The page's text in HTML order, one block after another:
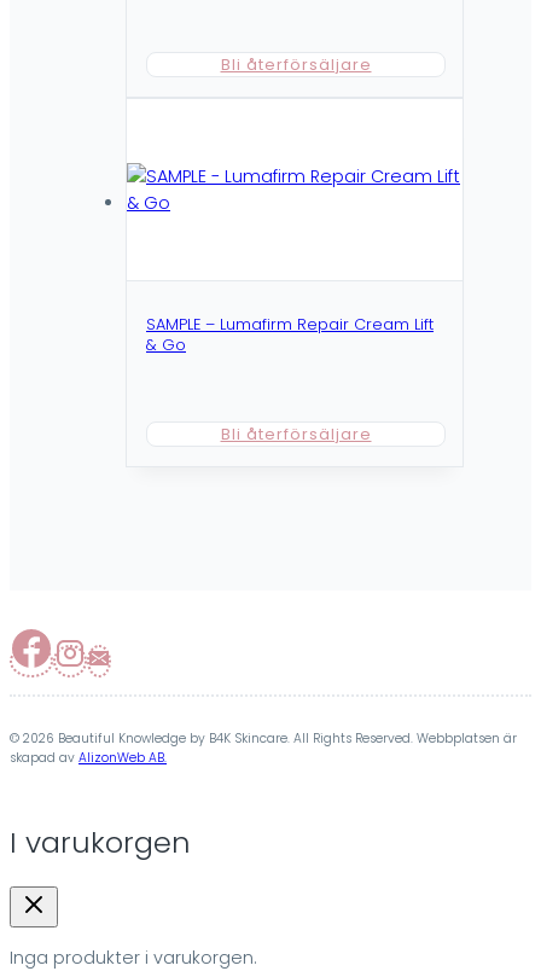
Bli återförsäljare
SAMPLE – Lumafirm Repair Cream Lift
& Go
Bli återförsäljare
© 2026 Beautiful Knowledge by B4K Skincare. All Rights Reserved. Webbplatsen är
skapad av AlizonWeb AB.
I varukorgen
Inga produkter i varukorgen.